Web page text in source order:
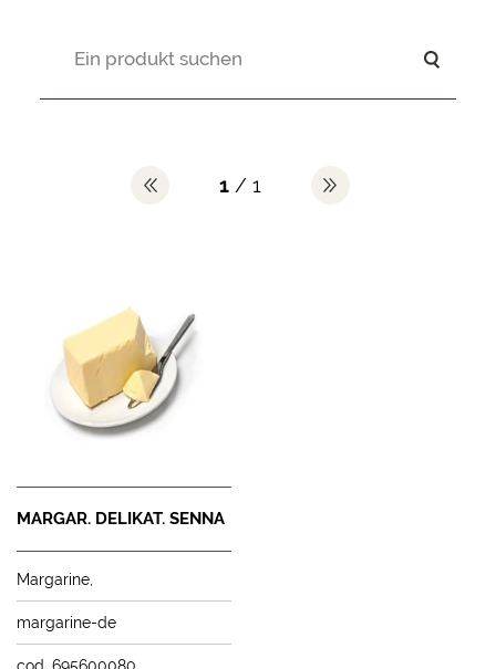
1/ 1
MARGAR. DELIKAT. SENNA
Margarine
margarine-de